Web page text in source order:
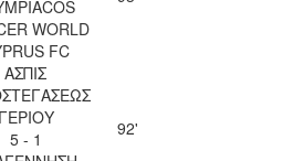
WORLD
FC
ΑΣΠΙΣ
5 - 1
92'